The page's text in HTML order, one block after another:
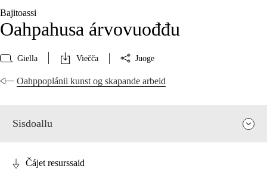
Bajitoassi
Oahpahusa árvovuođđu
Giella Viečča Juoge
Oahppoplánii kunst og skapande arbeid
Sisdoallu
Čájet resurssaid